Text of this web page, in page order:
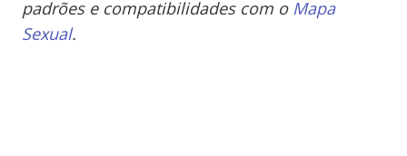
padrões e compatibilidades com o Mapa
Sexual.